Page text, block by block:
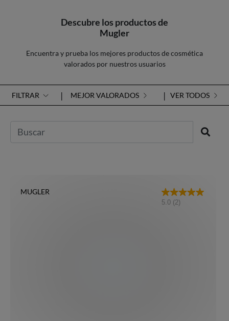
Descubre los productos de
Mugler
Encuentra y prueba los mejores productos de cosmética
valorados por nuestros usuarios
FILTRAR MEJOR VALORADOS VER TODOS
MUGLER
5.0 (2)